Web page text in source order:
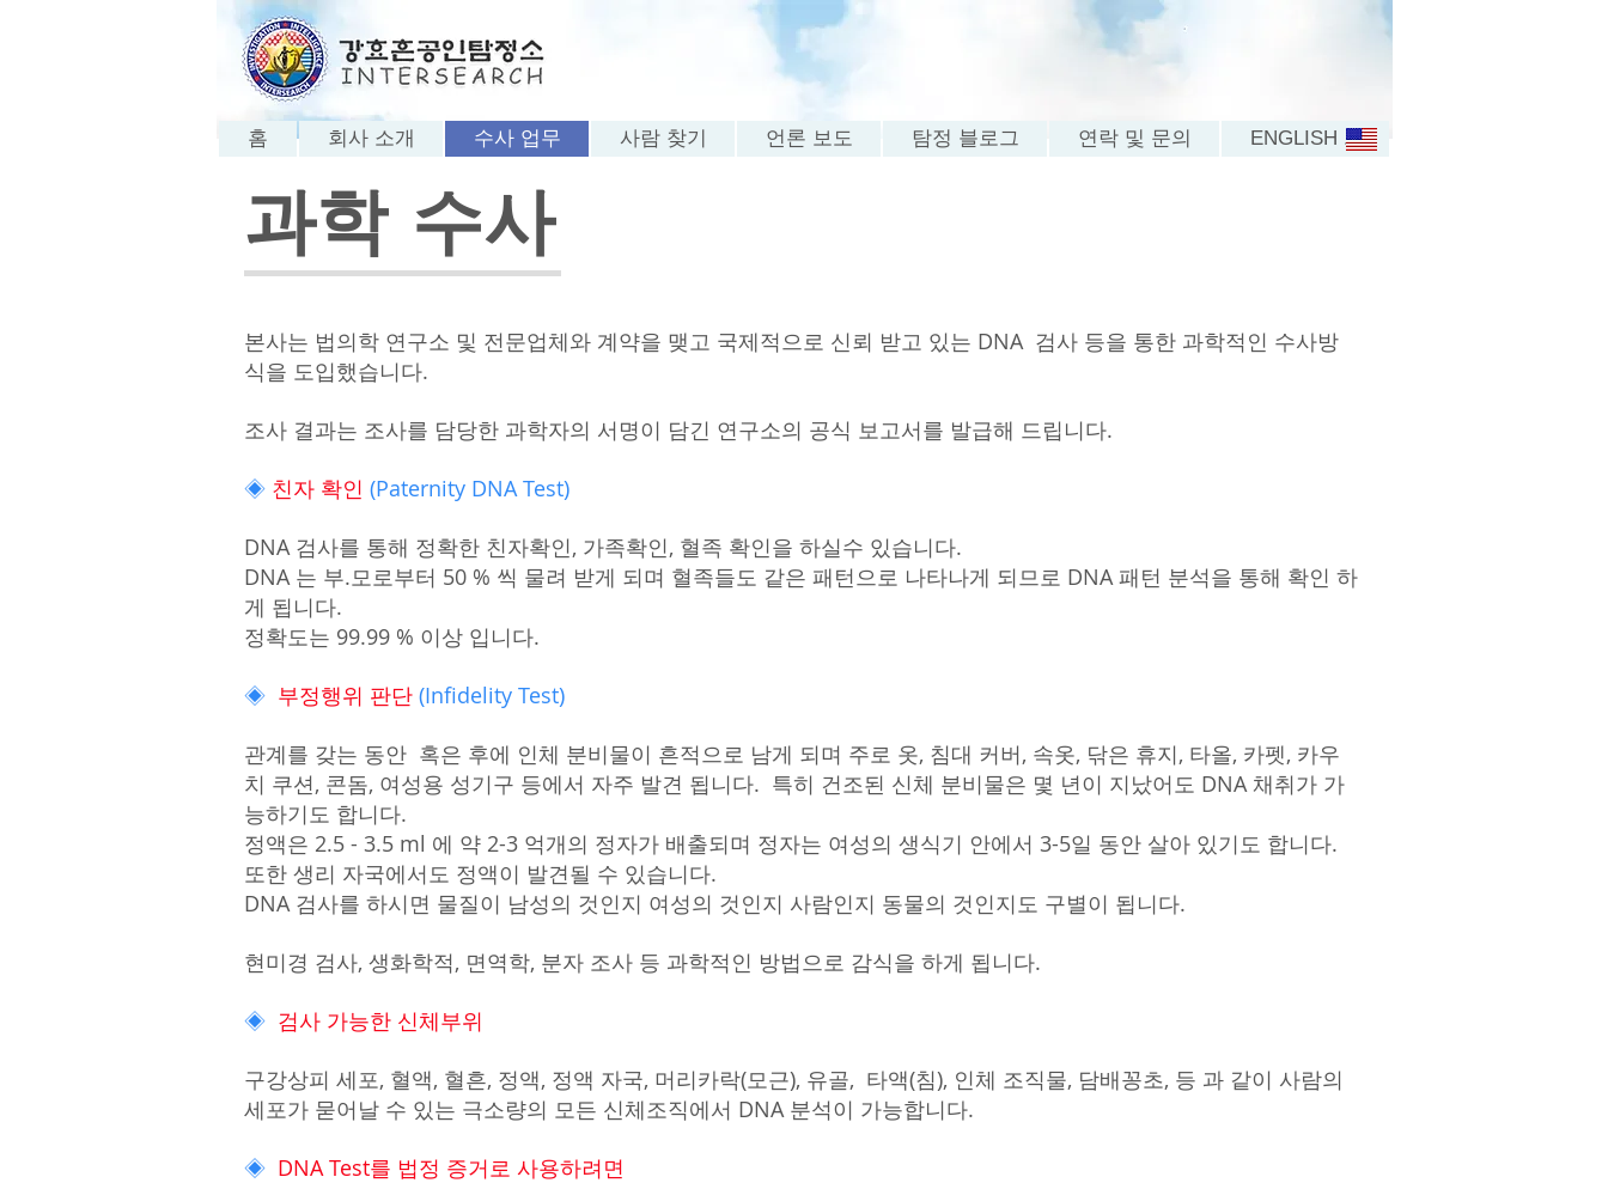
홈 회사 소개 수사 업무 사람 찾기 언론 보도 탐정 블로그 연락 및 문의 ENGLISH . .
​과학 수사
본사는 법의학 연구소 및 전문업체와 계약을 맺고 국제적으로 신뢰 받고 있는 DNA 검사 등을 통한 과학적인 수사방
식을 도입했습니다.
조사 결과는 조사를 담당한 과학자의 서명이 담긴 연구소의 공식 보고서를 발급해 드립니다.
◈ 친자 확인 (Paternity DNA Test)
DNA 검사를 통해 정확한 친자확인, 가족확인, 혈족 확인을 하실수 있습니다.
DNA 는 부.모로부터 50 % 씩 물려 받게 되며 혈족들도 같은 패턴으로 나타나게 되므로 DNA 패턴 분석을 통해 확인 하
게 됩니다.
정확도는 99.99 % 이상 입니다.
◈ 부정행위 판단 (Infidelity Test)
관계를 갖는 동안 혹은 후에 인체 분비물이 흔적으로 남게 되며 주로 옷, 침대 커버, 속옷, 닦은 휴지, 타올, 카펫, 카우
치 쿠션, 콘돔, 여성용 성기구 등에서 자주 발견 됩니다. 특히 건조된 신체 분비물은 몇 년이 지났어도 DNA 채취가 가
능하기도 합니다.
정액은 2.5 - 3.5 ml 에 약 2-3 억개의 정자가 배출되며 정자는 여성의 생식기 안에서 3-5일 동안 살아 있기도 합니다.
또한 생리 자국에서도 정액이 발견될 수 있습니다.
DNA 검사를 하시면 물질이 남성의 것인지 여성의 것인지 사람인지 동물의 것인지도 구별이 됩니다.
현미경 검사, 생화학적, 면역학, 분자 조사 등 과학적인 방법으로 감식을 하게 됩니다.
◈ 검사 가능한 신체부위
구강상피 세포, 혈액, 혈흔, 정액, 정액 자국, 머리카락(모근), 유골, 타액(침), 인체 조직물, 담배꽁초, 등 과 같이 사람의
세포가 묻어날 수 있는 극소량의 모든 신체조직에서 DNA 분석이 가능합니다.
◈ DNA Test를 법정 증거로 사용하려면